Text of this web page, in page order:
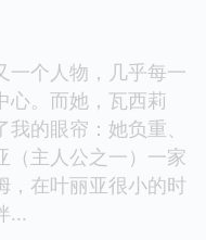
一个人物，几乎每一
心。而她，瓦西莉
的眼帘：她负重、
（主人公之一）一家
，在叶丽亚很小的时
...